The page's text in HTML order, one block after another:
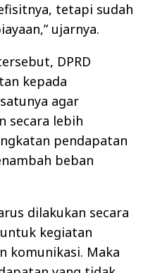
tetapi sudah
ujarnya.
DPRD
kepada
agar
secara lebih
pendapatan
beban
dilakukan secara
kegiatan
komunikasi. Maka